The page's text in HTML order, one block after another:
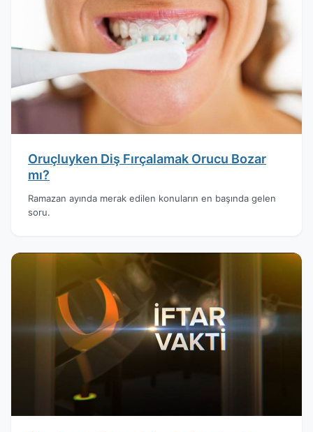
Oruçluyken Diş Fırçalamak Orucu Bozar
mı?
Ramazan ayında merak edilen konuların en başında gelen
soru.